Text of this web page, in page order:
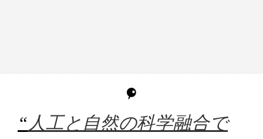
“人工と自然の科学融合で